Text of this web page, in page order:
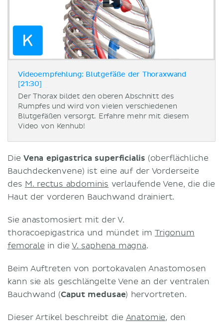
Videoempfehlung: Blutgefäße der Thoraxwand
[21:30]
Der Thorax bildet den oberen Abschnitt des
Rumpfes und wird von vielen verschiedenen
Blutgefäßen versorgt. Erfahre mehr mit diesem
Video von Kenhub!
Die Vena epigastrica superficialis (oberflächliche
Bauchdeckenvene) ist eine auf der Vorderseite
des M. rectus abdominis verlaufende Vene, die die
Haut der vorderen Bauchwand drainiert.
Sie anastomosiert mit der V.
thoracoepigastrica und mündet imTrigonum
femorale in dieV. saphena magna.
Beim Auftreten von portokavalen Anastomosen
kann sie als geschlängelte Vene an der ventralen
Bauchwand (Caput medusae) hervortreten.
Dieser Artikel beschreibt die Anatomie, den